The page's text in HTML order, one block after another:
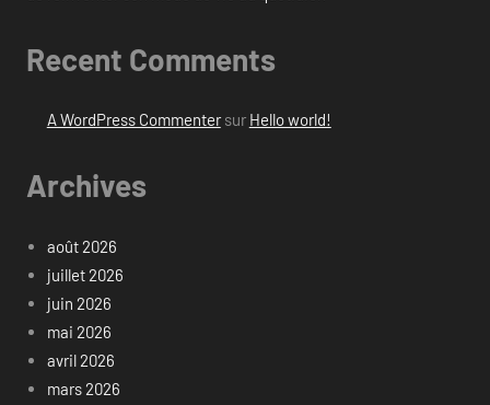
Recent Comments
A WordPress Commentersur Hello world!
Archives
août 2026
juillet 2026
juin 2026
mai 2026
avril 2026
mars 2026